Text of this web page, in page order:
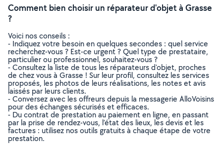
Comment bien choisir un réparateur d'objet à Grasse
?
Voici nos conseils :
- Indiquez votre besoin en quelques secondes : quel service
recherchez-vous ? Est-ce urgent ? Quel type de prestataire,
particulier ou professionnel, souhaitez-vous ?
- Consultez la liste de tous les réparateurs d'objet, proches
de chez vous à Grasse ! Sur leur profil, consultez les services
proposés, les photos de leurs réalisations, les notes et avis
laissés par leurs clients.
- Conversez avec les offreurs depuis la messagerie AlloVoisins
pour des échanges sécurisés et efficaces.
- Du contrat de prestation au paiement en ligne, en passant
par la prise de rendez-vous, l’état des lieux, les devis et les
factures : utilisez nos outils gratuits à chaque étape de votre
prestation.